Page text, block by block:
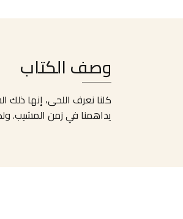
وصف الكتاب
كلنا نعرف اللحى، إنها
يداهمنا في زمن المشيب.